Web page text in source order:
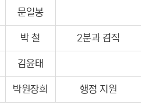
문일봉
박 철 2분과 겸직
김윤태
박원장희 행정 지원